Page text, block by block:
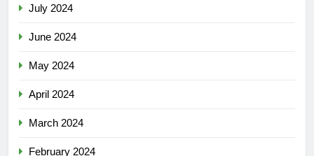
July 2024
June 2024
May 2024
April 2024
March 2024
February 2024